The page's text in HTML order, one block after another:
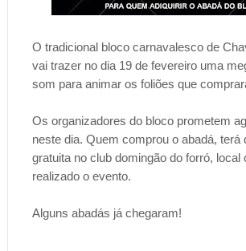
O tradicional bloco carnavalesco de
vai trazer no dia 19 de fevereiro uma
som para animar os foliões que
Os organizadores do bloco prometem
neste dia. Quem comprou o abadá, terá
gratuita no club domingão do forró, local
realizado o evento.
Alguns abadás já chegaram!